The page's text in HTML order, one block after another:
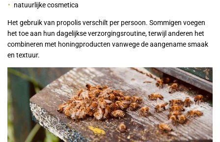
natuurlijke cosmetica
Het gebruik van propolis verschilt per persoon. Sommigen voegen
het toe aan hun dagelijkse verzorgingsroutine, terwijl anderen het
combineren met honingproducten vanwege de aangename smaak
en textuur.